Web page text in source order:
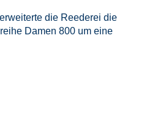
die Reederei die
Damen 800 um eine